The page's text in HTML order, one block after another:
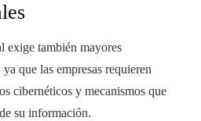
exige también mayores
que las empresas requieren
cibernéticos y mecanismos que
su información.